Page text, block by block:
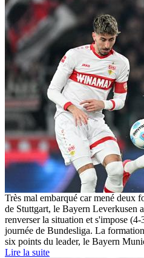
Très mal embarqué car mené deux
de Stuttgart, le Bayern Leverkusen
renverser la situation et s'impose
journée de Bundesliga. La
six points du leader, le Bayern
Lire la suite